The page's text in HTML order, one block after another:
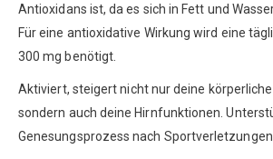
Antioxidans ist, da es sich in Fett und
Für eine antioxidative Wirkung wird eine
300 mg benötigt.
Aktiviert, steigert nicht nur deine
sondern auch deine Hirnfunktionen.
Genesungsprozess nach Sportverletzungen.